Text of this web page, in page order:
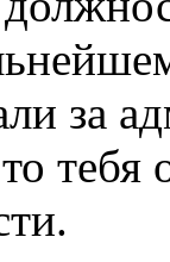
за
тебя